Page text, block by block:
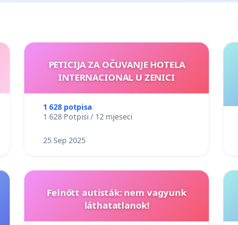
PETICIJA ZA OČUVANJE HOTELA
INTERNACIONAL U ZENICI
1 628 potpisa
1 628 Potpisi / 12 mjeseci
25 Sep 2025
Felnőtt autisták: nem vagyunk
láthatatlanok!